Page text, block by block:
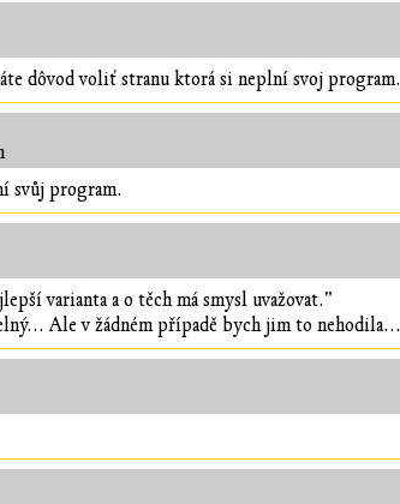
dôvod voliť stranu ktorá si neplní svoj program.
svůj program.
varianta a o těch má smysl uvažovat."
Ale v žádném případě bych jim to nehodila...